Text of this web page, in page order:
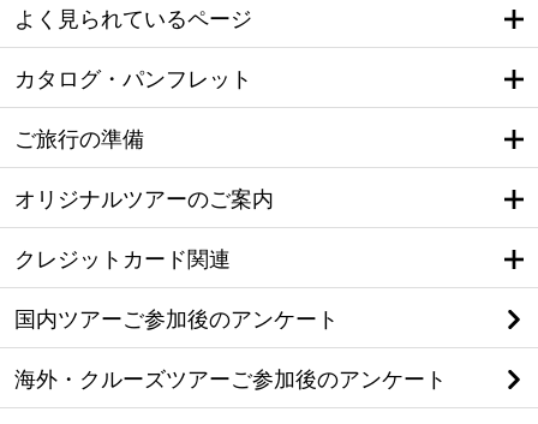
よく見られているページ
カタログ・パンフレット
ご旅行の準備
オリジナルツアーのご案内
クレジットカード関連
国内ツアーご参加後のアンケート
海外・クルーズツアーご参加後のアンケート